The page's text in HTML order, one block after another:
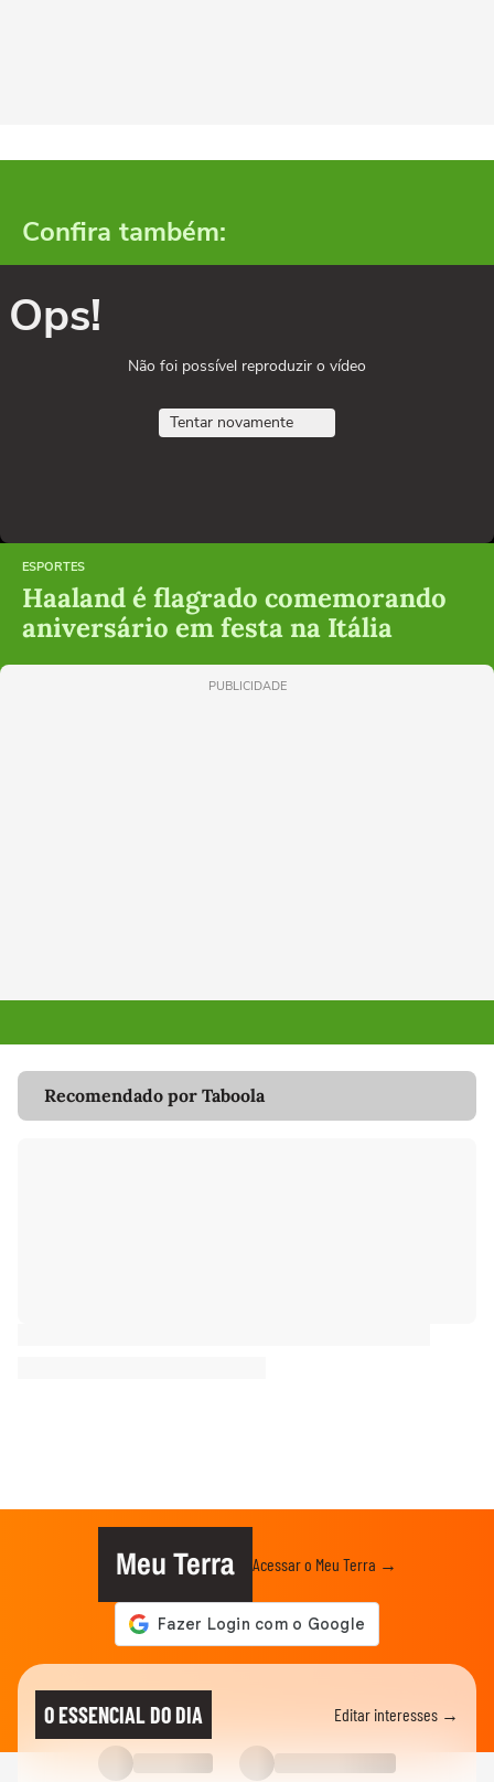
Confira também:
Ops!
Não foi possível reproduzir o vídeo
Tentar novamente
ESPORTES
Haaland é flagrado comemorando
aniversário em festa na Itália
PUBLICIDADE
Recomendado por Taboola
Meu Terra Acessar o Meu Terra →
O ESSENCIAL DO DIA Editar interesses →